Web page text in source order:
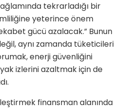
tekrarladığı bir
yeterince önem
gücü azalacak.” Bunun
aynı zamanda tüketicileri
enerji güvenliğini
izlerini azaltmak için de
finansman alanında